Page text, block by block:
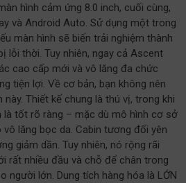
hình cảm ứng 8.0 inch, cuối cùng,
và Android Auto. Sử dụng một trong
màn hình sẽ biến trải nghiệm thành
lỗi thời. Tuy nhiên, ngay cả Ascent
cao cấp mới và vô lăng đa chức
tiện lợi. Về cơ bản, bạn không nên
Thiết kế chung là thú vị, trong khi
là tốt rõ ràng – mặc dù mô hình cơ sở
lăng bọc da. Cabin tương đối yên
giảm dần. Tuy nhiên, nó rộng rãi
rất nhiều đầu và chỗ để chân trong
người lớn. Dung tích hàng hóa là LỚN